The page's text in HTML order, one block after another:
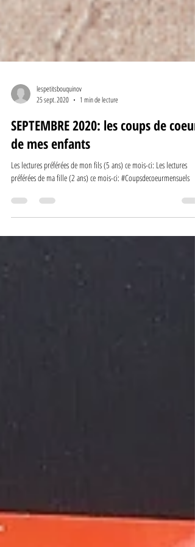
lespetitsbouquinov
25 sept. 2020
1 min de lecture
SEPTEMBRE 2020: les coups de coeur
de mes enfants
Les lectures préférées de mon fils (5 ans) ce mois-ci: Les lectures